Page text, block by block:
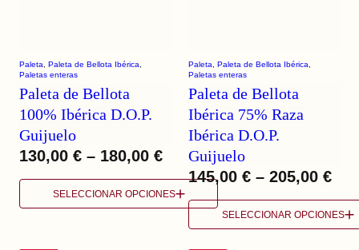
Paleta Paleta de Bellota Ibérica
Paletas enteras
Paleta de Bellota
100% Ibérica D.O.P.
Guijuelo
130,00 € – 180,00 €
SELECCIONAR OPCIONES
Paleta , Paleta de Bellota Ibérica
Paletas enteras
Paleta de Bellota
Ibérica 75% Raza
Ibérica D.O.P.
Guijuelo
145,00€ –205,00€
SELECCIONAR OPCIONES